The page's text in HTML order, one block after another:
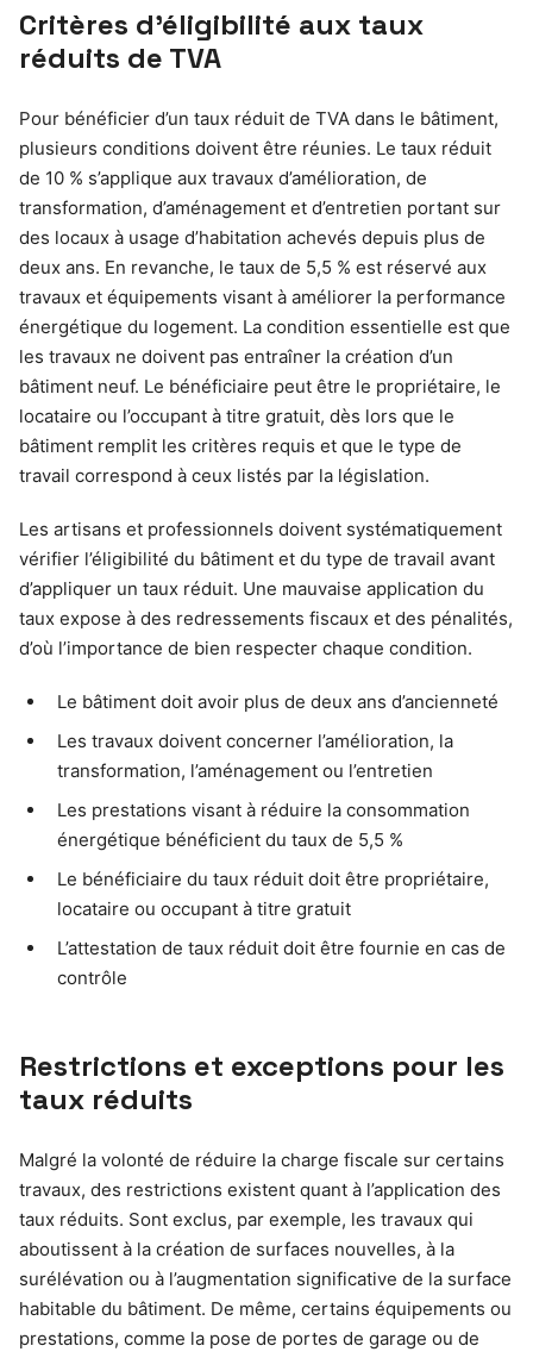
Critères d’éligibilité aux taux
réduits de TVA
Pour bénéficier d’un taux réduit de TVA dans le bâtiment,
plusieurs conditions doivent être réunies. Le taux réduit
de 10 % s’applique aux travaux d’amélioration, de
transformation, d’aménagement et d’entretien portant sur
des locaux à usage d’habitation achevés depuis plus de
deux ans. En revanche, le taux de 5,5 % est réservé aux
travaux et équipements visant à améliorer la performance
énergétique du logement. La condition essentielle est que
les travaux ne doivent pas entraîner la création d’un
bâtiment neuf. Le bénéficiaire peut être le propriétaire, le
locataire ou l’occupant à titre gratuit, dès lors que le
bâtiment remplit les critères requis et que le type de
travail correspond à ceux listés par la législation.
Les artisans et professionnels doivent systématiquement
vérifier l’éligibilité du bâtiment et du type de travail avant
d’appliquer un taux réduit. Une mauvaise application du
taux expose à des redressements fiscaux et des pénalités,
d’où l’importance de bien respecter chaque condition.
Le bâtiment doit avoir plus de deux ans d’ancienneté
Les travaux doivent concerner l’amélioration, la
transformation, l’aménagement ou l’entretien
Les prestations visant à réduire la consommation
énergétique bénéficient du taux de 5,5 %
Le bénéficiaire du taux réduit doit être propriétaire,
locataire ou occupant à titre gratuit
L’attestation de taux réduit doit être fournie en cas de
contrôle
Restrictions et exceptions pour les
taux réduits
Malgré la volonté de réduire la charge fiscale sur certains
travaux, des restrictions existent quant à l’application des
taux réduits. Sont exclus, par exemple, les travaux qui
aboutissent à la création de surfaces nouvelles, à la
surélévation ou à l’augmentation significative de la surface
habitable du bâtiment. De même, certains équipements ou
prestations, comme la pose de portes de garage ou de